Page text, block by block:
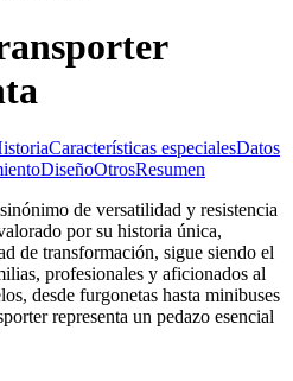
Características especialesDatos
DiseñoOtrosResumen
de versatilidad y resistencia
por su historia única,
de transformación, sigue siendo el
profesionales y aficionados al
desde furgonetas hasta minibuses
representa un pedazo esencial